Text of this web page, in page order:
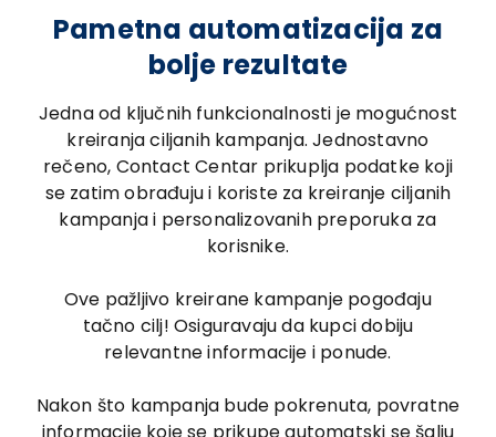
Pametna automatizacija za
bolje rezultate
Jedna od ključnih funkcionalnosti je mogućnost
kreiranja ciljanih kampanja. Jednostavno
rečeno, Contact Centar prikuplja podatke koji
se zatim obrađuju i koriste za kreiranje ciljanih
kampanja i personalizovanih preporuka za
korisnike.
Ove pažljivo kreirane kampanje pogođaju
tačno cilj! Osiguravaju da kupci dobiju
relevantne informacije i ponude.
Nakon što kampanja bude pokrenuta, povratne